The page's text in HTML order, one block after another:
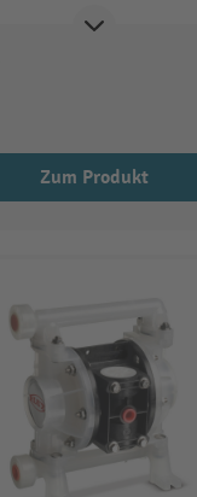
Zum Produkt